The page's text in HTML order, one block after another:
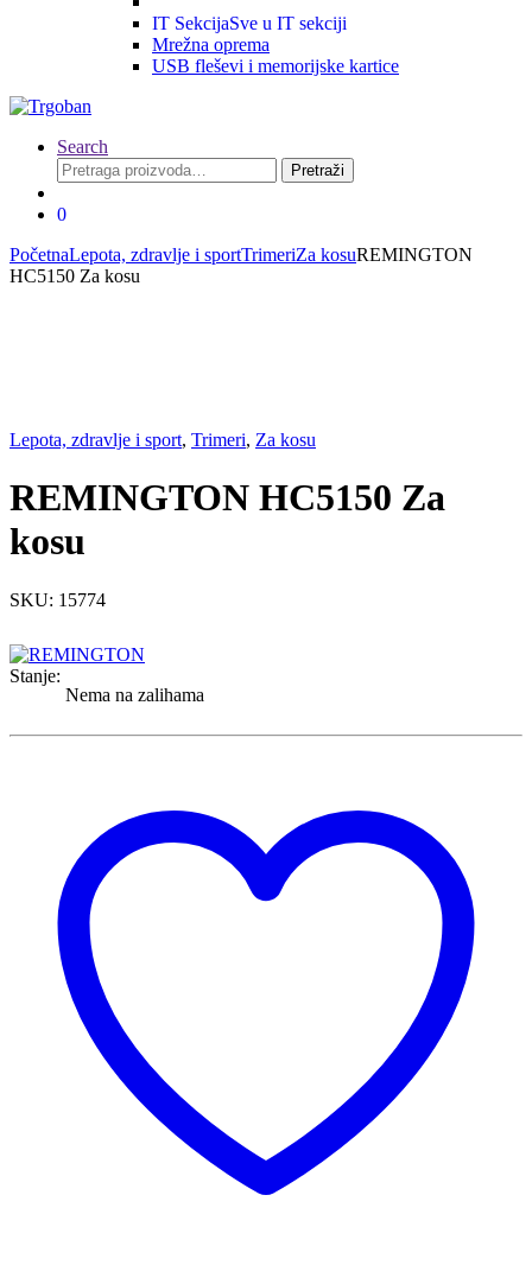
IT SekcijaSve u IT sekciji
Mrežna oprema
USB fleševi i memorijske kartice
Search
Pretraga
za:
Pretraži
0
PočetnaLepota, zdravlje i sportTrimeriZa kosuREMINGTON
HC5150 Za kosu
Lepota, zdravlje i sport, Trimeri, Za kosu
REMINGTON HC5150 Za
kosu
SKU: 15774
Stanje:
Nema na zalihama